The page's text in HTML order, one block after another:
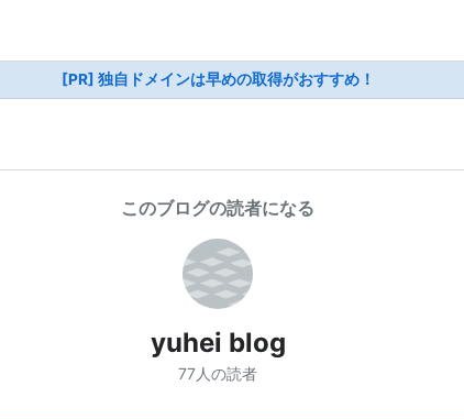
[PR] 独自ドメインは早めの取得がおすすめ！
このブログの読者になる
yuhei blog
77人の読者